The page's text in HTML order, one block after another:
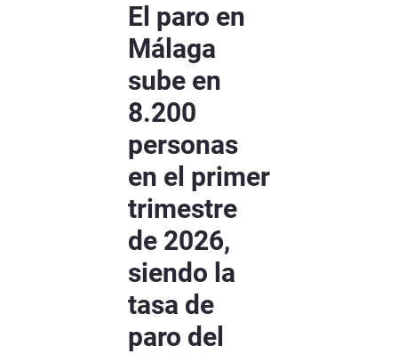
El paro en
Málaga
sube en
8.200
personas
en el primer
trimestre
de 2026,
siendo la
tasa de
paro del